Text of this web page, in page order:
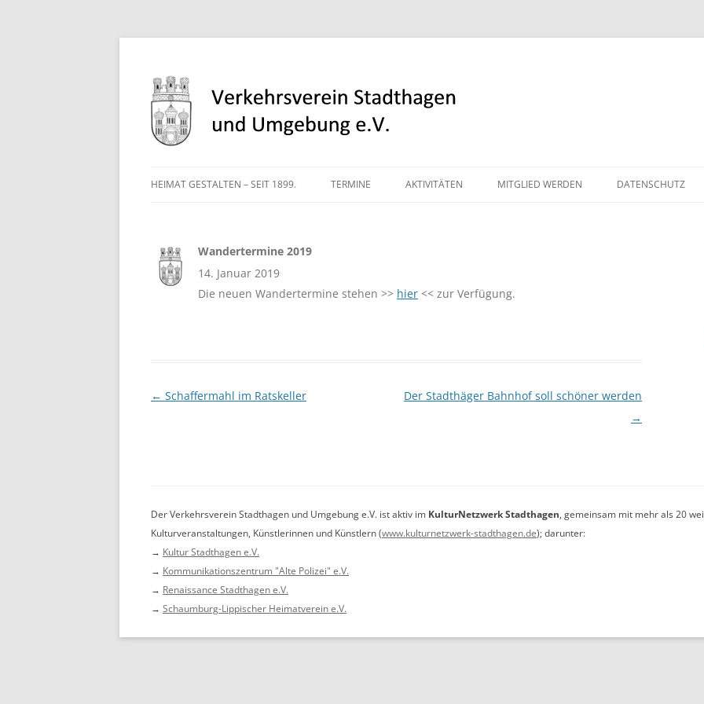
Verkehrsverein Stadthagen und Umgebung e.V.
Inhalt
HEIMAT GESTALTEN – SEIT 1899. TERMINE AKTIVITÄTEN
BÜRGER
MITGLIED WERDEN DATENSCHUTZ
Wandertermine 2019
14. Januar 2019
Die neuen Wandertermine stehen >> hier << zur Verfügung.
Beitragsnavigation
← Schaffermahl im Ratskeller
Der Stadthäger Bahnhof soll schöner werden
→
Der Verkehrsverein Stadthagen und Umgebung e.V. ist aktiv im KulturNetzwerk Stadthagen, gemeinsam mit mehr als 20
Kulturveranstaltungen, Künstlerinnen und Künstlern (www.kulturnetzwerk-stadthagen.de); darunter:
→ Kultur Stadthagen e.V.
→ Kommunikationszentrum "Alte Polizei" e.V.
→ Renaissance Stadthagen e.V.
→ Schaumburg-Lippischer Heimatverein e.V.